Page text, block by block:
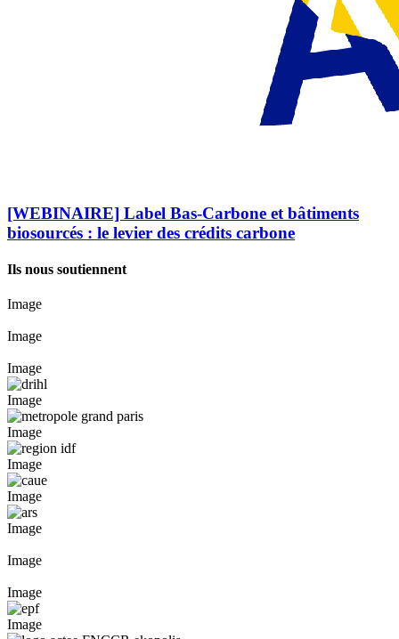
[WEBINAIRE] Label Bas-Carbone et bâtiments
biosourcés : le levier des crédits carbone
Ils nous soutiennent
Image
Image
Image
Image
Image
Image
Image
Image
Image
Image
Image